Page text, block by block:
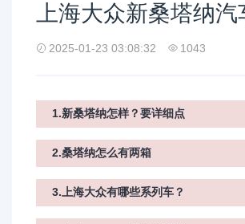
上海大众新桑塔纳汽
2025-01-23 03:08:32 1043
1.新桑塔纳怎样？要详细点
2.桑塔纳怎么有两箱
3.上海大众有哪些系列车？